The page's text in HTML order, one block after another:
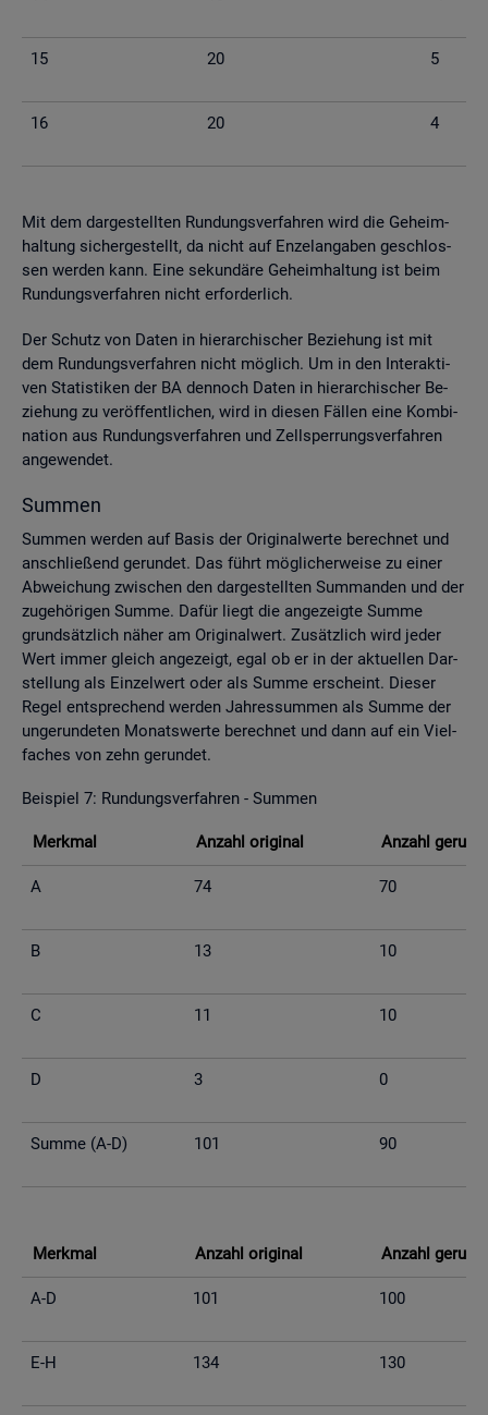
15 20 5
16 20 4
Mit dem dar­ge­stell­ten Run­dungs­ver­fah­ren wird die Ge­heim­
hal­tung si­cher­ge­stellt, da nicht auf En­zel­an­ga­ben ge­schlos­
sen wer­den kann. Eine se­kun­dä­re Ge­heim­hal­tung ist beim
Run­dungs­ver­fah­ren nicht er­for­der­lich.
Der Schutz von Daten in hier­ar­chi­scher Be­zie­hung ist mit
dem Run­dungs­ver­fah­ren nicht mög­lich. Um in den In­ter­ak­ti­
ven Sta­tis­ti­ken der BA den­noch Daten in hier­ar­chi­scher Be­
zie­hung zu ver­öf­fent­li­chen, wird in die­sen Fäl­len eine Kom­bi­
na­ti­on aus Run­dungs­ver­fah­ren und Zell­sper­rungs­ver­fah­ren
an­ge­wen­det.
Sum­men
Sum­men wer­den auf Basis der Ori­gi­nal­wer­te be­rech­net und
an­schlie­ßend ge­run­det. Das führt mög­li­cher­wei­se zu einer
Ab­wei­chung zwi­schen den dar­ge­stell­ten Sum­man­den und der
zu­ge­hö­ri­gen Summe. Dafür liegt die an­ge­zeig­te Summe
grund­sätz­lich näher am Ori­gi­nal­wert. Zu­sätz­lich wird jeder
Wert immer gleich an­ge­zeigt, egal ob er in der ak­tu­el­len Dar­
stel­lung als Ein­zel­wert oder als Summe er­scheint. Die­ser
Regel ent­spre­chend wer­den Jah­res­sum­men als Summe der
un­ge­run­de­ten Mo­nats­wer­te be­rech­net und dann auf ein Viel­
fa­ches von zehn ge­run­det.
Bei­spiel 7: Run­dungs­ver­fah­ren - Sum­men
Merk­mal An­zahl ori­gi­nal An­zahl
A 74 70
B 13 10
C 11 10
D 3 0
Summe (A-D) 101 90
Merk­mal An­zahl ori­gi­nal An­zahl
A-D 101 100
E-H 134 130